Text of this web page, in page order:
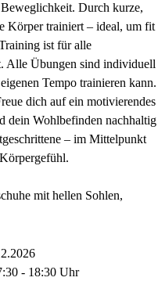
Durch kurze,
Körper trainiert – ideal, um fit
ist für alle
Alle Übungen sind individuell
Tempo trainieren kann.
dich auf ein motivierendes
dein Wohlbefinden nachhaltig
– im Mittelpunkt
mit hellen Sohlen,
- 18:30 Uhr